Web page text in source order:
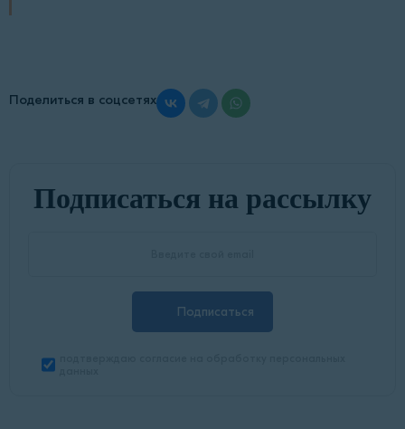
Поделиться в соцсетях
Подписаться на рассылку
Подписаться